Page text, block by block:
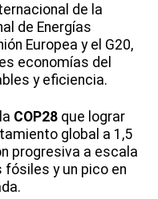
de la
de Energías
Europea y el G20,
economías del
y eficiencia.
COP28 que lograr
global a 1,5
progresiva a escala
y un pico en